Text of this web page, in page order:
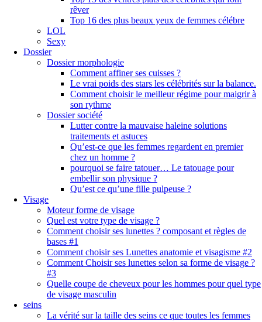
rêver
Top 16 des plus beaux yeux de femmes célébre
LOL
Sexy
Dossier
Dossier morphologie
Comment affiner ses cuisses ?
Le vrai poids des stars les célébrités sur la balance.
Comment choisir le meilleur régime pour maigrir à
son rythme
Dossier société
Lutter contre la mauvaise haleine solutions
traitements et astuces
Qu’est-ce que les femmes regardent en premier
chez un homme ?
pourquoi se faire tatouer… Le tatouage pour
embellir son physique ?
Qu’est ce qu’une fille pulpeuse ?
Visage
Moteur forme de visage
Quel est votre type de visage ?
Comment choisir ses lunettes ? composant et règles de
bases #1
Comment choisir ses Lunettes anatomie et visagisme #2
Comment Choisir ses lunettes selon sa forme de visage ?
#3
Quelle coupe de cheveux pour les hommes pour quel type
de visage masculin
seins
La vérité sur la taille des seins ce que toutes les femmes